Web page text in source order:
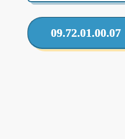
09.72.01.00.07